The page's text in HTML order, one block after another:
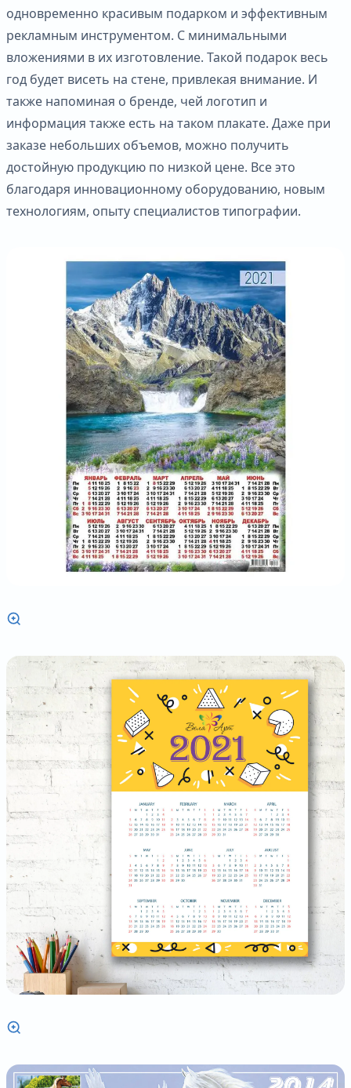
одновременно красивым подарком и эффективным
рекламным инструментом. С минимальными
вложениями в их изготовление. Такой подарок весь
год будет висеть на стене, привлекая внимание. И
также напоминая о бренде, чей логотип и
информация также есть на таком плакате. Даже при
заказе небольших объемов, можно получить
достойную продукцию по низкой цене. Все это
благодаря инновационному оборудованию, новым
технологиям, опыту специалистов типографии.